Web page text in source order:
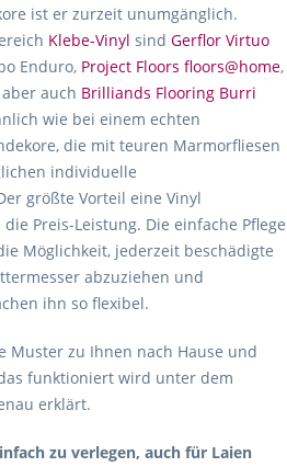
ist er zurzeit unumgänglich.
Klebe-Vinyl sind Gerflor Virtuo
Enduro, Project Floors floors@home,
auch Brilliands Flooring Burri
wie bei einem echten
die mit teuren Marmorfliesen
individuelle
größte Vorteil eine Vinyl
Preis-Leistung. Die einfache Pflege
Möglichkeit, jederzeit beschädigte
abzuziehen und
ihn so flexibel.
Muster zu Ihnen nach Hause und
funktioniert wird unter dem
erklärt.
zu verlegen, auch für Laien